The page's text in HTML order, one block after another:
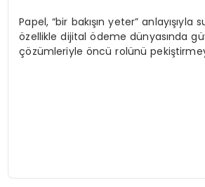
Papel, “bir bakışın yeter” anlayışıyla
özellikle dijital ödeme dünyasında
çözümleriyle öncü rolünü